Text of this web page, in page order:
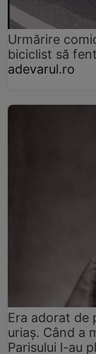
Urmărire
biciclist să
adevarul.ro
Era adorat de
uriaș. Când a
Parisului l-au